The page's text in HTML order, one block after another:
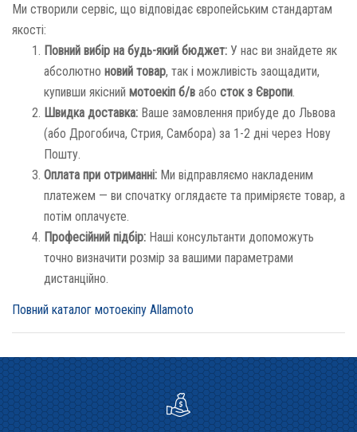
Ми створили сервіс, що відповідає європейським стандартам
якості:
Повний вибір на будь-який бюджет: У нас ви знайдете як
абсолютно новий товар, так і можливість заощадити,
купивши якісний мотоекіп б/в або сток з Європи.
Швидка доставка: Ваше замовлення прибуде до Львова
(або Дрогобича, Стрия, Самбора) за 1-2 дні через Нову
Пошту.
Оплата при отриманні: Ми відправляємо накладеним
платежем — ви спочатку оглядаєте та приміряєте товар, а
потім оплачуєте.
Професійний підбір: Наші консультанти допоможуть
точно визначити розмір за вашими параметрами
дистанційно.
Повний каталог мотоекіпу Allamoto